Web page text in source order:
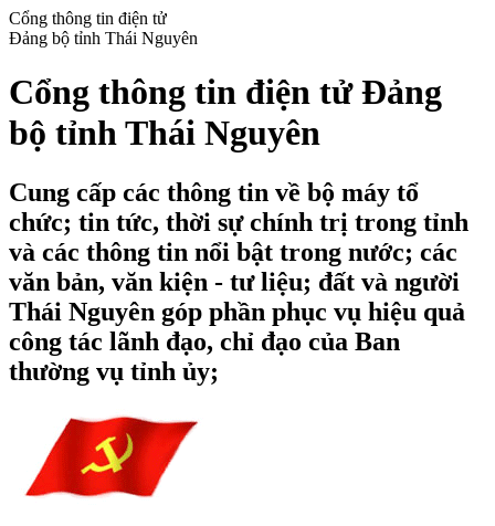
Cổng thông tin điện tử
Đảng bộ tỉnh Thái Nguyên
Cổng thông tin điện tử Đảng
bộ tỉnh Thái Nguyên
Cung cấp các thông tin về bộ máy tổ
chức; tin tức, thời sự chính trị trong tỉnh
và các thông tin nổi bật trong nước; các
văn bản, văn kiện - tư liệu; đất và người
Thái Nguyên góp phần phục vụ hiệu quả
công tác lãnh đạo, chỉ đạo của Ban
thường vụ tỉnh ủy;